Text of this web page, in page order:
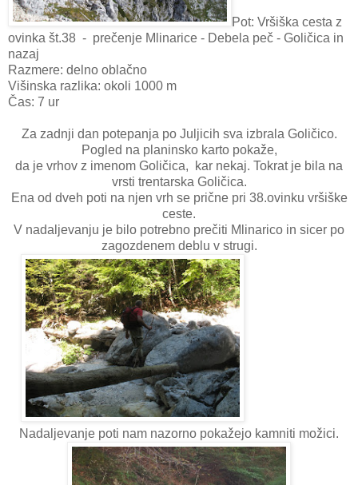
Pot: Vršiška cesta z
ovinka št.38 - prečenje Mlinarice - Debela peč - Goličica in
nazaj
Razmere: delno oblačno
Višinska razlika: okoli 1000 m
Čas: 7 ur
Za zadnji dan potepanja po Juljicih sva izbrala Goličico.
Pogled na planinsko karto pokaže,
da je vrhov z imenom Goličica, kar nekaj. Tokrat je bila na
vrsti trentarska Goličica.
Ena od dveh poti na njen vrh se prične pri 38.ovinku vršiške
ceste.
V nadaljevanju je bilo potrebno prečiti Mlinarico in sicer po
zagozdenem deblu v strugi.
Nadaljevanje poti nam nazorno pokažejo kamniti možici.